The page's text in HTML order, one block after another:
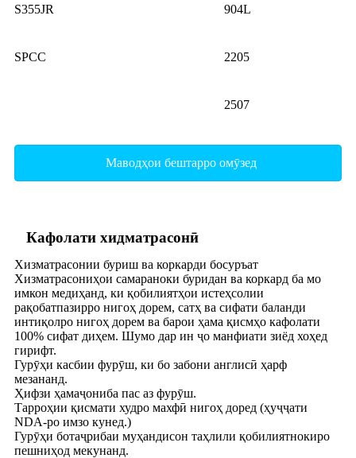
S355JR 904L
SPCC 2205
2507
Маводҳои бештарро омӯзед
Кафолати хидматрасонӣ
Хизматрасонии буриш ва коркарди босуръат
Хизматрасониҳои самараноки буридан ва коркард ба мо
имкон медиҳанд, ки қобилиятҳои истеҳсолии
рақобатпазирро нигоҳ дорем, сатҳ ва сифати баланди
интиқолро нигоҳ дорем ва барои ҳама қисмҳо кафолати
100% сифат диҳем. Шумо дар ин ҷо манфиати зиёд хоҳед
гирифт.
Гурӯҳи касбии фурӯш, ки бо забони англисӣ ҳарф
мезананд.
Ҳифзи ҳамаҷониба пас аз фурӯш.
Тарроҳии қисмати худро махфӣ нигоҳ доред (ҳуҷҷати
NDA-ро имзо кунед.)
Гурӯҳи ботаҷрибаи муҳандисон таҳлили қобилиятнокиро
пешниҳод мекунанд.